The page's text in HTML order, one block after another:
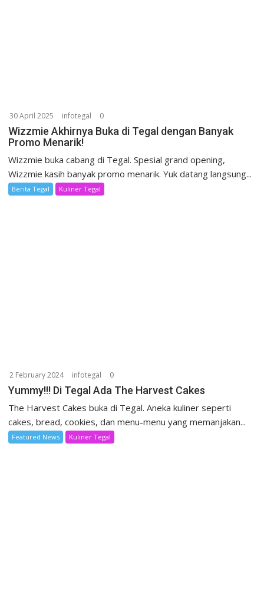
30 April 2025 infotegal 0
Wizzmie Akhirnya Buka di Tegal dengan Banyak
Promo Menarik!
Wizzmie buka cabang di Tegal. Spesial grand opening,
Wizzmie kasih banyak promo menarik. Yuk datang langsung...
Berita Tegal Kuliner Tegal
2 February 2024 infotegal 0
Yummy!!! Di Tegal Ada The Harvest Cakes
The Harvest Cakes buka di Tegal. Aneka kuliner seperti
cakes, bread, cookies, dan menu-menu yang memanjakan...
Featured News Kuliner Tegal